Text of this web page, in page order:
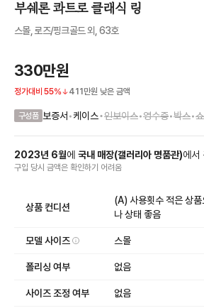
부쉐론 콰트로 클래식 링
스몰, 로즈/핑크골드 외, 63호
330만원
정가대비 55% 411만원 낮은 금액
구성품 보증서 •케이스•인보이스•영수증•박스•
2023년 6월에 국내 매장(갤러리아 명품관)에서
구입 당시 금액은 확인하기 어려움
상품 컨디션
(A) 사용횟수 적은 상
나 상태 좋음
모델 사이즈 스몰
폴리싱 여부 없음
사이즈 조정 여부 없음